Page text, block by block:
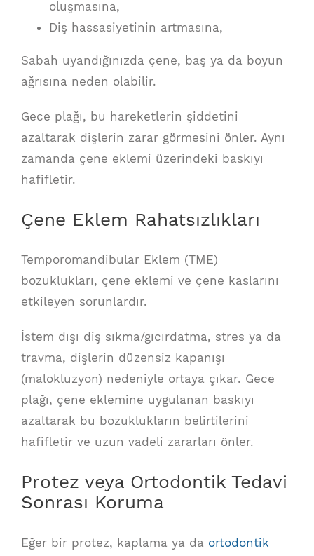
oluşmasına,
Diş hassasiyetinin artmasına,
Sabah uyandığınızda çene, baş ya da boyun
ağrısına neden olabilir.
Gece plağı, bu hareketlerin şiddetini
azaltarak dişlerin zarar görmesini önler. Aynı
zamanda çene eklemi üzerindeki baskıyı
hafifletir.
Çene Eklem Rahatsızlıkları
Temporomandibular Eklem (TME)
bozuklukları, çene eklemi ve çene kaslarını
etkileyen sorunlardır.
İstem dışı diş sıkma/gıcırdatma, stres ya da
travma, dişlerin düzensiz kapanışı
(malokluzyon) nedeniyle ortaya çıkar. Gece
plağı, çene eklemine uygulanan baskıyı
azaltarak bu bozuklukların belirtilerini
hafifletir ve uzun vadeli zararları önler.
Protez veya Ortodontik Tedavi
Sonrası Koruma
Eğer bir protez, kaplama ya da ortodontik